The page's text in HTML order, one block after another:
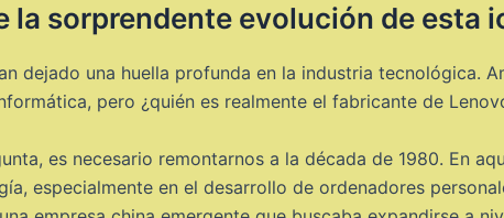
la sorprendente evolución de esta
dejado una huella profunda en la industria tecnológica.
pero ¿quién es realmente el fabricante de
es necesario remontarnos a la década de 1980. En
especialmente en el desarrollo de ordenadores